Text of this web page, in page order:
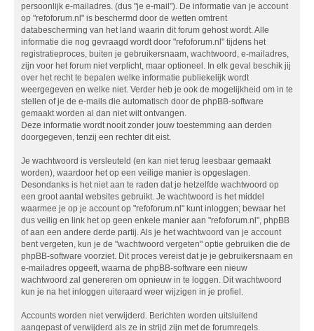
persoonlijk e-mailadres. (dus "je e-mail"). De informatie van je account
op "refoforum.nl" is beschermd door de wetten omtrent
databescherming van het land waarin dit forum gehost wordt. Alle
informatie die nog gevraagd wordt door "refoforum.nl" tijdens het
registratieproces, buiten je gebruikersnaam, wachtwoord, e-mailadres,
zijn voor het forum niet verplicht, maar optioneel. In elk geval beschik jij
over het recht te bepalen welke informatie publiekelijk wordt
weergegeven en welke niet. Verder heb je ook de mogelijkheid om in te
stellen of je de e-mails die automatisch door de phpBB-software
gemaakt worden al dan niet wilt ontvangen.
Deze informatie wordt nooit zonder jouw toestemming aan derden
doorgegeven, tenzij een rechter dit eist.
Je wachtwoord is versleuteld (en kan niet terug leesbaar gemaakt
worden), waardoor het op een veilige manier is opgeslagen.
Desondanks is het niet aan te raden dat je hetzelfde wachtwoord op
een groot aantal websites gebruikt. Je wachtwoord is het middel
waarmee je op je account op "refoforum.nl" kunt inloggen; bewaar het
dus veilig en link het op geen enkele manier aan "refoforum.nl", phpBB
of aan een andere derde partij. Als je het wachtwoord van je account
bent vergeten, kun je de "wachtwoord vergeten" optie gebruiken die de
phpBB-software voorziet. Dit proces vereist dat je je gebruikersnaam en
e-mailadres opgeeft, waarna de phpBB-software een nieuw
wachtwoord zal genereren om opnieuw in te loggen. Dit wachtwoord
kun je na het inloggen uiteraard weer wijzigen in je profiel.
Accounts worden niet verwijderd. Berichten worden uitsluitend
aangepast of verwijderd als ze in strijd zijn met de forumregels.